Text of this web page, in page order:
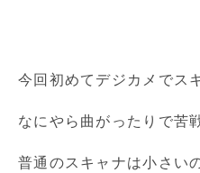
今回初めてデジカメでス
なにやら曲がったりで苦
普通のスキャナは小さい